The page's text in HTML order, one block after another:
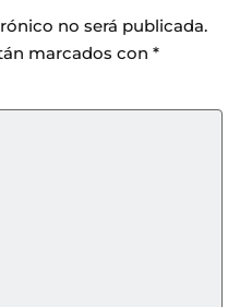
no será publicada.
marcados con *